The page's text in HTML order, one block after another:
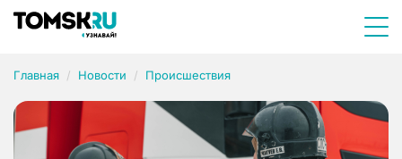
Главная Новости Происшествия